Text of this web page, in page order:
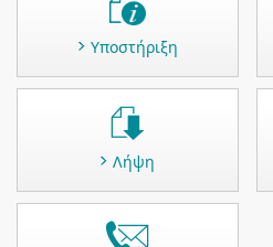
Υποστήριξη
Λήψη